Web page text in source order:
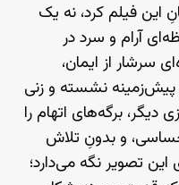
این فیلم کرد، نه یک
آرام و سرد در
سرشار از ایمان،
نشسته و زنی
برگه‌های اتهام را
و بدونِ تلاش
این تصویر نگه می‌دارد؛